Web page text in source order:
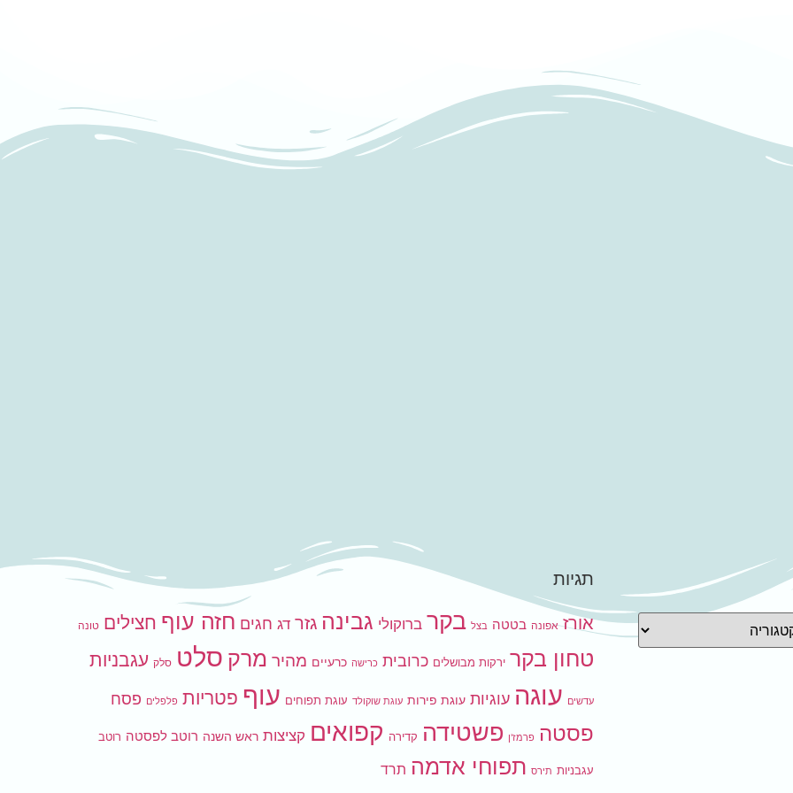
תגיות
אורז אפונה בטטה בצל בקר ברוקולי גבינה גזר דג חגים חזה עוף חצילים טונה
טחון בקר ירקות מבושלים כרובית כרישה כרעיים מהיר מרק סלט סלק עגבניות
עדשים עוגה עוגיות עוגת פירות עוגת שוקולד עוגת תפוחים עוף פטריות פלפלים פסח
פסטה פרמז'ן פשטידה קדירה קפואים קציצות ראש השנה רוטב לפסטה רוטב
עגבניות תירס תפוחי אדמה תרד